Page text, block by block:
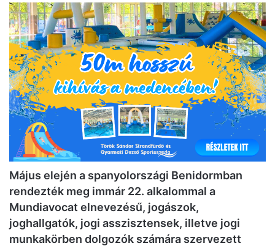
Május elején a spanyolországi Benidormban
rendezték meg immár 22. alkalommal a
Mundiavocat elnevezésű, jogászok,
joghallgatók, jogi asszisztensek, illetve jogi
munkakörben dolgozók számára szervezett